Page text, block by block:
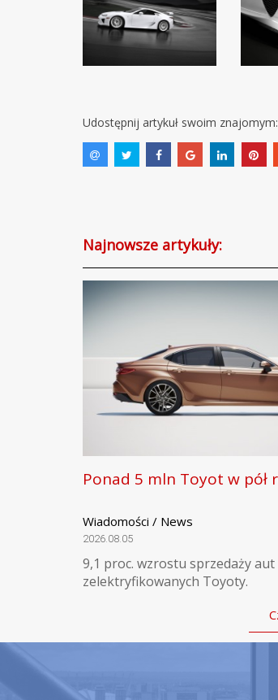
Udostępnij artykuł swoim znajomym:
Najnowsze artykuły:
Ponad 5 mln Toyot w pół
Wiadomości / News
2026.08.05
9,1 proc. wzrostu sprzedaży aut
zelektryfikowanych Toyoty.